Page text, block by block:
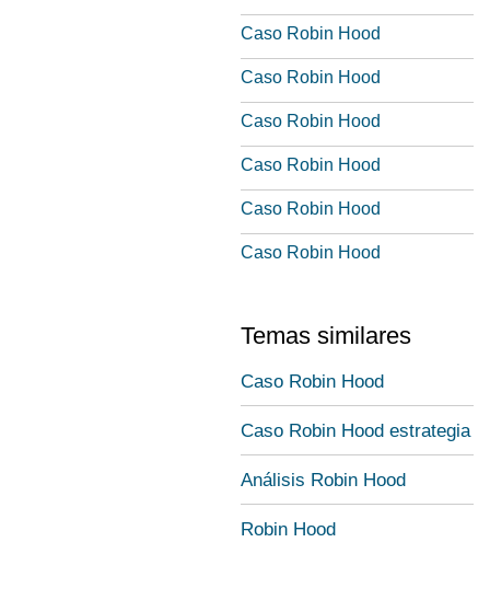
Caso Robin Hood
Caso Robin Hood
Caso Robin Hood
Caso Robin Hood
Caso Robin Hood
Caso Robin Hood
Temas similares
Caso Robin Hood
Caso Robin Hood estrategia
Análisis Robin Hood
Robin Hood